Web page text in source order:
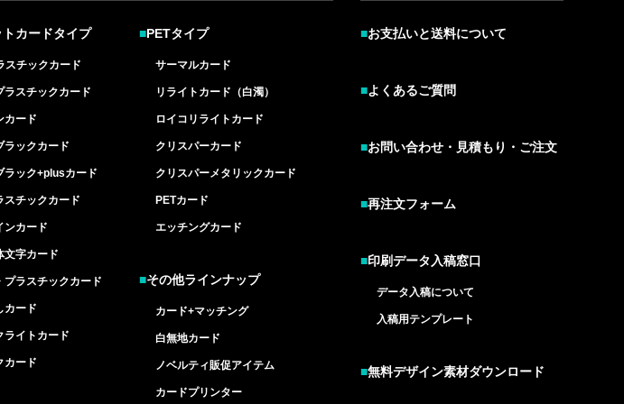
トカードタイプ
スチックカード
ラスチックカード
カード
ラックカード
ラック+plusカード
スチックカード
ンカード
文字カード
プラスチックカード
カード
ライトカード
カード
■PETタイプ
サーマルカード
リライトカード（白濁）
ロイコリライトカード
クリスパーカード
クリスパーメタリックカード
PETカード
エッチングカード
■その他ラインナップ
カード+マッチング
白無地カード
ノベルティ販促アイテム
カードプリンター
■お支払いと送料について
■よくあるご質問
■お問い合わせ・見積もり・ご注文
■再注文フォーム
■印刷データ入稿窓口
データ入稿について
入稿用テンプレート
■無料デザイン素材ダウンロード